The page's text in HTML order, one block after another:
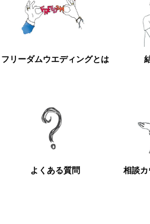
フリーダムウエディングとは
よくある質問 相談